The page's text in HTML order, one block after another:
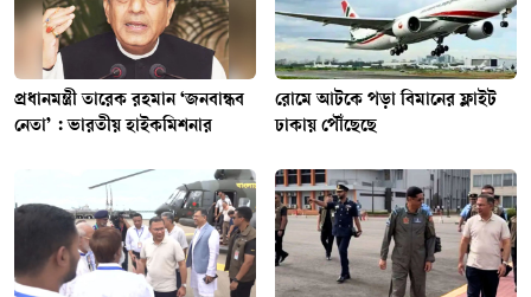
প্রধানমন্ত্রী তারেক রহমান ‘জনবান্ধব
নেতা’ : ভারতীয় হাইকমিশনার
রোমে আটকে পড়া বিমানের ফ্লাইট
ঢাকায় পৌঁছেছে